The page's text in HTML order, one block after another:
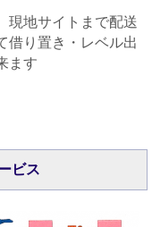
現地サイトまで配送
借り置き・レベル出
ます
ビス